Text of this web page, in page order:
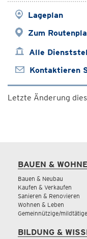
Lageplan
Zum
Alle
Kontaktieren
Letzte Änderung
BAUEN &
Bauen & Neubau
Kaufen & Verkaufen
Sanieren & Renovieren
Wohnen & Leben
Gemeinnützige/
BILDUNG &